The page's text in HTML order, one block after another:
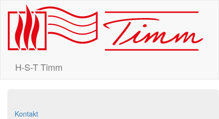
H-S-T Timm
Kontakt